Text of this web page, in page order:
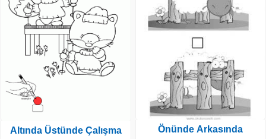
Altında Üstünde Çalışma
Önünde Arkasında